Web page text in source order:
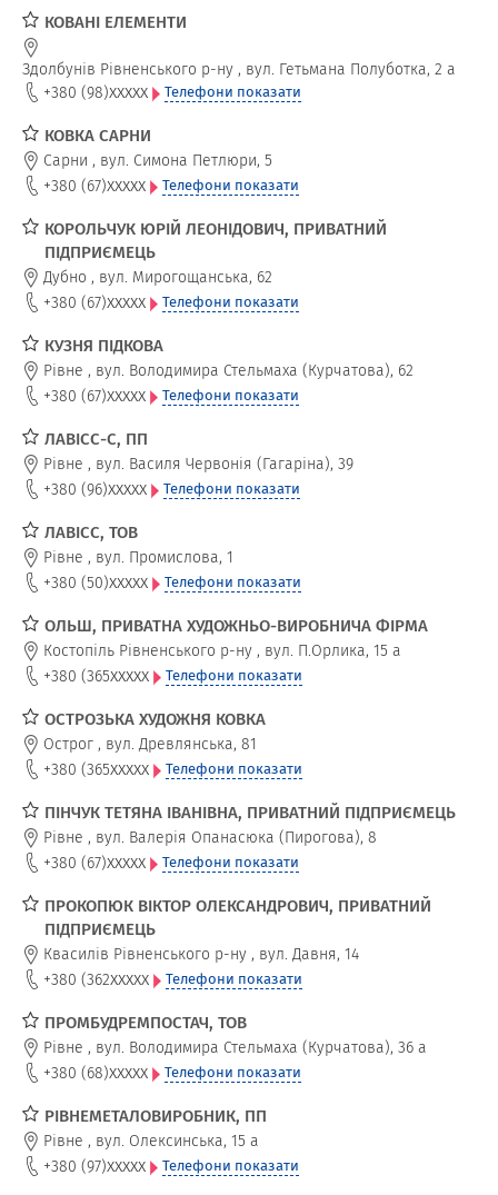
КОВАНІ ЕЛЕМЕНТИ
Здолбунів Рівненського р-ну , вул. Гетьмана Полуботка, 2 а
+380 (98)xxxxx Телефони показати
КОВКА САРНИ
Сарни , вул. Симона Петлюри, 5
+380 (67)xxxxx Телефони показати
КОРОЛЬЧУК ЮРІЙ ЛЕОНІДОВИЧ, ПРИВАТНИЙ
ПІДПРИЄМЕЦЬ
Дубно , вул. Мирогощанська, 62
+380 (67)xxxxx Телефони показати
КУЗНЯ ПІДКОВА
Рівне , вул. Володимира Стельмаха (Курчатова), 62
+380 (67)xxxxx Телефони показати
ЛАВІСС-С, ПП
Рівне , вул. Василя Червонія (Гагаріна), 39
+380 (96)xxxxx Телефони показати
ЛАВІСС, ТОВ
Рівне , вул. Промислова, 1
+380 (50)xxxxx Телефони показати
ОЛЬШ, ПРИВАТНА ХУДОЖНЬО-ВИРОБНИЧА ФІРМА
Костопіль Рівненського р-ну , вул. П.Орлика, 15 а
+380 (365xxxxx Телефони показати
ОСТРОЗЬКА ХУДОЖНЯ КОВКА
Острог , вул. Древлянська, 81
+380 (365xxxxx Телефони показати
ПІНЧУК ТЕТЯНА ІВАНІВНА, ПРИВАТНИЙ ПІДПРИЄМЕЦЬ
Рівне , вул. Валерія Опанасюка (Пирогова), 8
+380 (67)xxxxx Телефони показати
ПРОКОПЮК ВІКТОР ОЛЕКСАНДРОВИЧ, ПРИВАТНИЙ
ПІДПРИЄМЕЦЬ
Квасилів Рівненського р-ну , вул. Давня, 14
+380 (362xxxxx Телефони показати
ПРОМБУДРЕМПОСТАЧ, ТОВ
Рівне , вул. Володимира Стельмаха (Курчатова), 36 а
+380 (68)xxxxx Телефони показати
РІВНЕМЕТАЛОВИРОБНИК, ПП
Рівне , вул. Олексинська, 15 а
+380 (97)xxxxx Телефони показати